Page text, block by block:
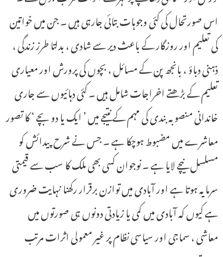
اس صورتحال کی کئی وجوہات بتائی جارہی ہیں ۔ جن میں خواتین
کی تعلیم اور روزگار کے باعث دیر سے شادی ، بدلتا طرز زندگی ،
ذہنی دباؤ ، بانجھ پن کے مسائل ، بچوں کی پرورش اور معیاری
تعلیم کے بڑھتے اخراجات شامل ہیں ۔ کئی دہائیوں سے جاری
خاندانی منصوبہ بندی کی مہم کے نتیجے میں ’ ایک یا دو بچے ‘ کا تصور
معاشرے میں مضبوط ہوچکا ہے ۔ جس نے شرح پیدائش کو
مسلسل نیچے لایا ہے ۔ نوجوان کسی بھی ملک کا سب سے قیمتی
سرمایہ ہوتا ہے اور آبادی میں توازن برقرار رکھنا نہایت ضروری
ہے کیوں کہ آبادی میں کمی یا زیادتی دونوں ہی صورتوں میں
معاشی ، سماجی اور سیاسی نظام پر غیر معمولی اثرات مرتب